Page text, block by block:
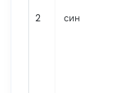
2 син